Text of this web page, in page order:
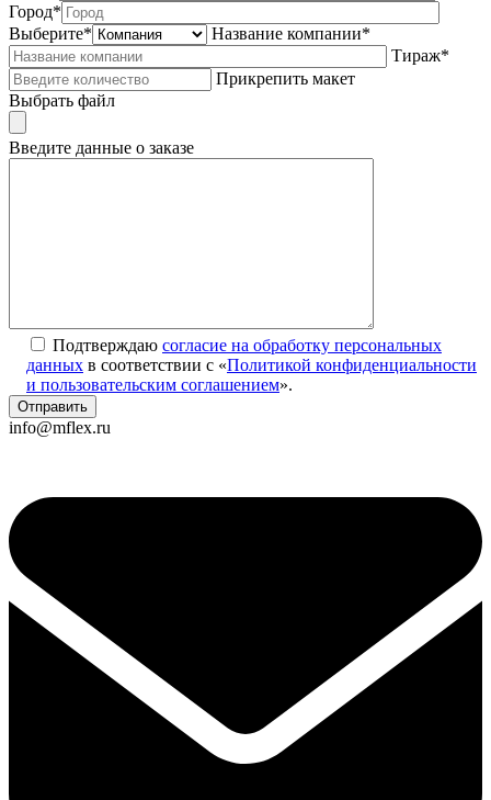
Город*
Выберите*
Название компании*
Тираж*
Прикрепить макет
Выбрать файл
Введите данные о заказе
Подтверждаю согласие на обработку персональных
данных в соответствии с «Политикой конфиденциальности
и пользовательским соглашением».
info@mflex.ru